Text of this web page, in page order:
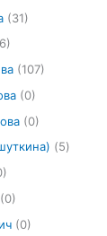
(31)
(107)
(0)
(0)
(5)
(0)
(0)